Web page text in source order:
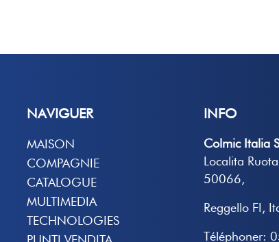
NAVIGUER
MAISON
COMPAGNIE
CATALOGUE
MULTIMEDIA
TECHNOLOGIES
INFO
Colmic Italia
Localita
50066,
Reggello FI,
Téléphoner: